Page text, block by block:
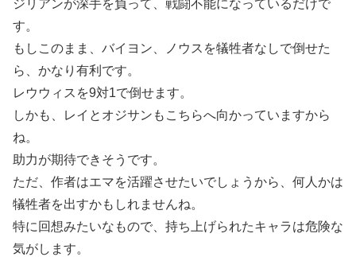
ジリアンが深手を負って、戦闘不能になっているだけで
す。
もしこのまま、バイヨン、ノウスを犠牲者なしで倒せた
ら、かなり有利です。
レウウィスを9対1で倒せます。
しかも、レイとオジサンもこちらへ向かっていますから
ね。
助力が期待できそうです。
ただ、作者はエマを活躍させたいでしょうから、何人かは
犠牲者を出すかもしれませんね。
特に回想みたいなもので、持ち上げられたキャラは危険な
気がします。